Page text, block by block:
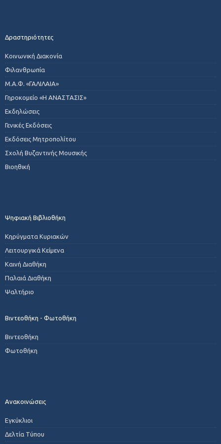
Δραστηριότητες
Κοινωνική Διακονία
Φιλανθρωπία
Μ.Α.Φ. «ΓΑΛΙΛΑΙΑ»
Γηροκομείο «Η ΑΝΑΣΤΑΣΙΣ»
Εκδηλώσεις
Γενικές Εκδόσεις
Εκδόσεις Μητροπολίτου
Σχολή Βυζαντινής Μουσικής
Βιοηθική
Ψηφιακή Βιβλιοθήκη
Κηρύγματα Κυριακών
Λειτουργικά Κείμενα
Καινή Διαθήκη
Παλαιά Διαθήκη
Ψαλτήριο
Βιντεοθήκη - Φωτοθήκη
Βιντεοθήκη
Φωτοθήκη
Ανακοινώσεις
Εγκύκλιοι
Δελτία Τύπου